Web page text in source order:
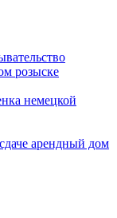
розыске
немецкой
арендный дом